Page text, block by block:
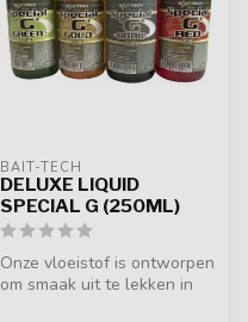
BAIT-TECH
DELUXE LIQUID
SPECIAL G (250ML)
Onze vloeistof is ontworpen
om smaak uit te lekken in